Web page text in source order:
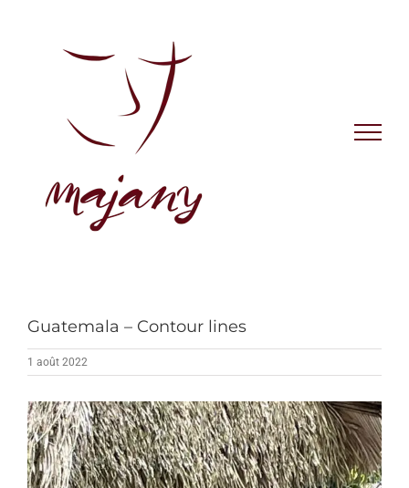
Guatemala – Contour lines
1 août 2022
View
Larger
Image